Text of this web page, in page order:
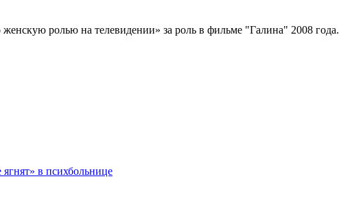
ролью на телевидении» за роль в фильме "Галина" 2008 года.
в психбольнице